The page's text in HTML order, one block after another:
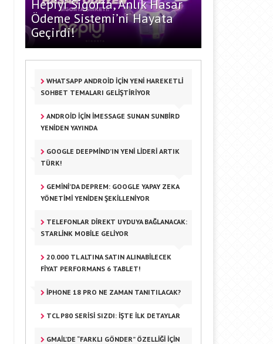
Hepiyi Sigorta, Anlık Hasar
Ödeme Sistemi’ni Hayata
Geçirdi!
WHATSAPP ANDROID IÇIN YENI HAREKETLI
SOHBET TEMALARI GELIŞTIRIYOR
ANDROID IÇIN IMESSAGE SUNAN SUNBIRD
YENIDEN YAYINDA
GOOGLE DEEPMIND’IN YENI LIDERI ARTIK
TÜRK!
GEMINI’DA DEPREM: GOOGLE YAPAY ZEKA
YÖNETIMI YENIDEN ŞEKILLENIYOR
TELEFONLAR DIREKT UYDUYA BAĞLANACAK:
STARLINK MOBILE GELIYOR
20.000 TL ALTINA SATIN ALINABILECEK
FIYAT PERFORMANS 6 TABLET!
IPHONE 18 PRO NE ZAMAN TANITILACAK?
TCL P80 SERISI SIZDI: İŞTE İLK DETAYLAR
GMAIL’DE “FARKLI GÖNDER” ÖZELLIĞI IÇIN